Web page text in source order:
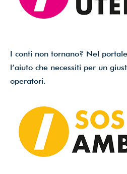
I conti non tornano? Nel
l’aiuto che necessiti per un
operatori.